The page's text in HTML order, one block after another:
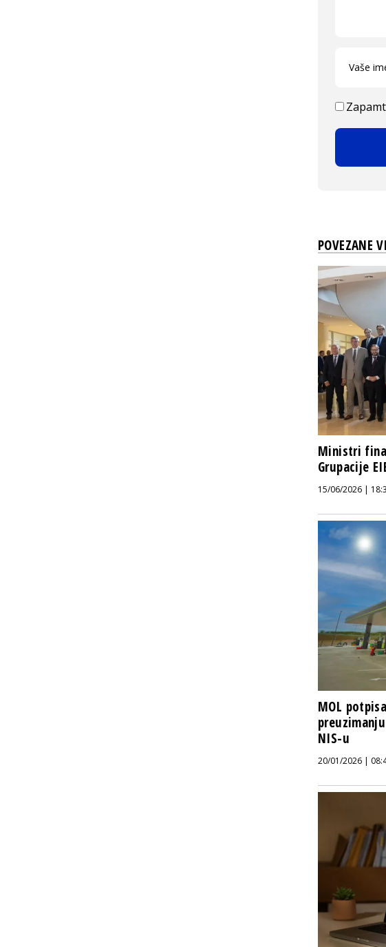
POVEZANE
Ministri
Grupacije
15/06/2026 |
MOL
NIS-u
20/01/2026 |